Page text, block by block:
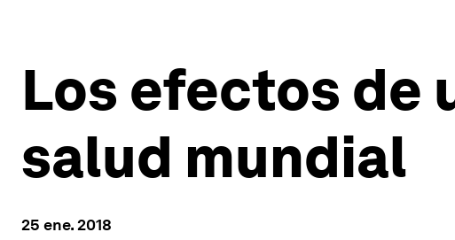
Los efectos de
salud mundial
25 ene. 2018